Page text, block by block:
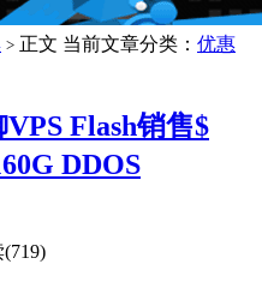
> 正文 当前文章分类： 优惠
Flash销售$
DDOS